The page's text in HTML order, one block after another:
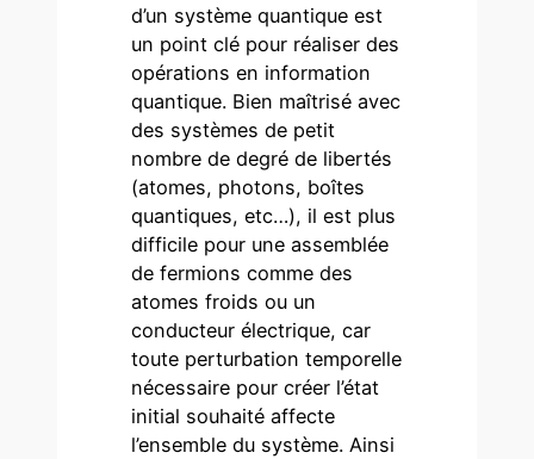
d’un système quantique est
un point clé pour réaliser des
opérations en information
quantique. Bien maîtrisé avec
des systèmes de petit
nombre de degré de libertés
(atomes, photons, boîtes
quantiques, etc…), il est plus
difficile pour une assemblée
de fermions comme des
atomes froids ou un
conducteur électrique, car
toute perturbation temporelle
nécessaire pour créer l’état
initial souhaité affecte
l’ensemble du système. Ainsi